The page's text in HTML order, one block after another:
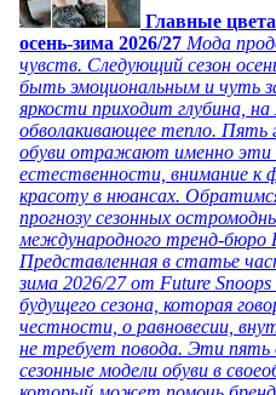
Главные
осень-зима 2026/27 Мода
чувств. Следующий сезон
быть эмоциональным и чуть
яркости приходит глубина,
обволакивающее тепло. Пять
обуви отражают именно эти
естественности, внимание к
красоту в нюансах.
прогнозу сезонных
международного тренд-бюро
Представленная в статье
зима 2026/27 от Future
будущего сезона, которая
честности, о равновесии,
не требует повода. Эти
сезонные модели обуви в